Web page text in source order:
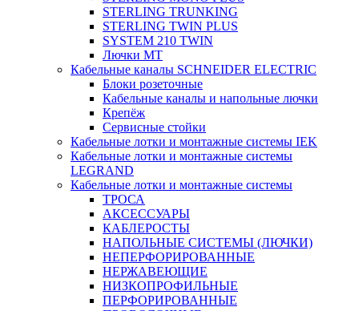
STERLING TRUNKING
STERLING TWIN PLUS
SYSTEM 210 TWIN
Лючки MT
Кабельные каналы SCHNEIDER ELECTRIC
Блоки розеточные
Кабельные каналы и напольные лючки
Крепёж
Сервисные стойки
Кабельные лотки и монтажные системы IEK
Кабельные лотки и монтажные системы
LEGRAND
Кабельные лотки и монтажные системы
ТРОСА
АКСЕССУАРЫ
КАБЛЕРОСТЫ
НАПОЛЬНЫЕ СИСТЕМЫ (ЛЮЧКИ)
НЕПЕРФОРИРОВАННЫЕ
НЕРЖАВЕЮЩИЕ
НИЗКОПРОФИЛЬНЫЕ
ПЕРФОРИРОВАННЫЕ